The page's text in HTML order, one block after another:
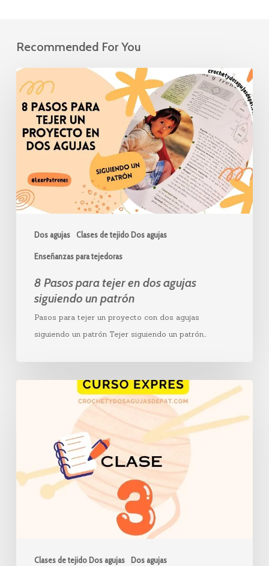
Recommended For You
Dos agujas Clases de tejido Dos agujas
Enseñanzas para tejedoras
8
Pasos
para
tejer
en
agujas
siguiendo
un
8 Pasos para tejer en dos agujas
siguiendo un patrón
Pasos para tejer un proyecto con dos agujas
siguiendo un patrón Tejer siguiendo un patrón…
Clases de tejido Dos agujas Dos agujas
patrones
de
punto